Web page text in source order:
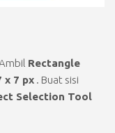
Rectangle
x 7 px . Buat sisi
Selection Tool